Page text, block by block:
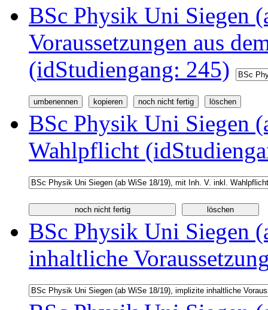
BSc Physik Uni Siegen
Voraussetzungen aus
(idStudiengang: 245)
BSc Physik Uni Siegen
Wahlpflicht
BSc Physik Uni Siegen
inhaltliche